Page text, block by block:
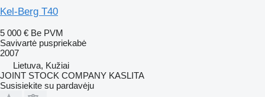
Kel-Berg T40
5 000 € Be PVM
Savivartė puspriekabė
2007
Lietuva, Kužiai
JOINT STOCK COMPANY KASLITA
Susisiekite su pardavėju